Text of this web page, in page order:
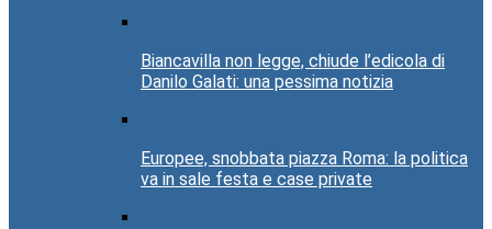
Biancavilla non legge, chiude l’edicola di
Danilo Galati: una pessima notizia
Europee, snobbata piazza Roma: la politica
va in sale festa e case private